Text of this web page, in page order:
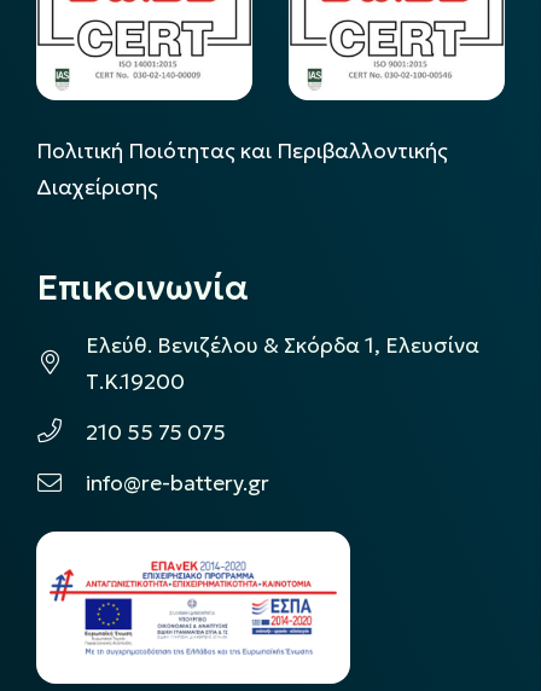
Πολιτική Ποιότητας και Περιβαλλοντικής
Διαχείρισης
Επικοινωνία
Ελεύθ. Βενιζέλου & Σκόρδα 1, Ελευσίνα
Τ.Κ.19200
210 55 75 075
info@re-battery.gr